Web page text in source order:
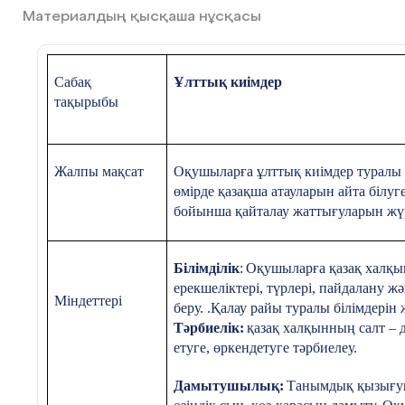
формасы
Постер қорғау
формасын ұсыну
Материалдың қысқаша нұсқасы
Сабақ
тақырыбы
Ұлттық киімдер
Жалпы мақсат
Оқушыларға ұлттық киімдер туралы
өмірде қазақша атауларын айта
бойынша қайталау жаттығуларын
Міндеттері
Білімділік: Оқушыларға қазақ
ерекшеліктері, түрлері, пайдалану
беру. .Қалау райы туралы білімдерін
Тәрбиелік: қазақ халқынның салт –
етуге, өркендетуге тәрбиелеу.
Дамытушылық: Танымдық